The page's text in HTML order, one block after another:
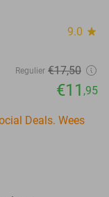
9.0 star
Regulier €17,50
€11 ,95
Deals. Wees